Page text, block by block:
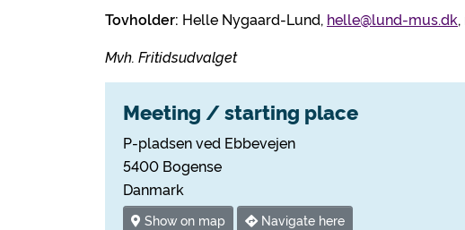
Tovholder: Helle Nygaard-Lund, helle@lund-mus.dk
Mvh. Fritidsudvalget
Meeting / starting place
P-pladsen ved Ebbevejen
5400 Bogense
Danmark
Show on map Navigate here